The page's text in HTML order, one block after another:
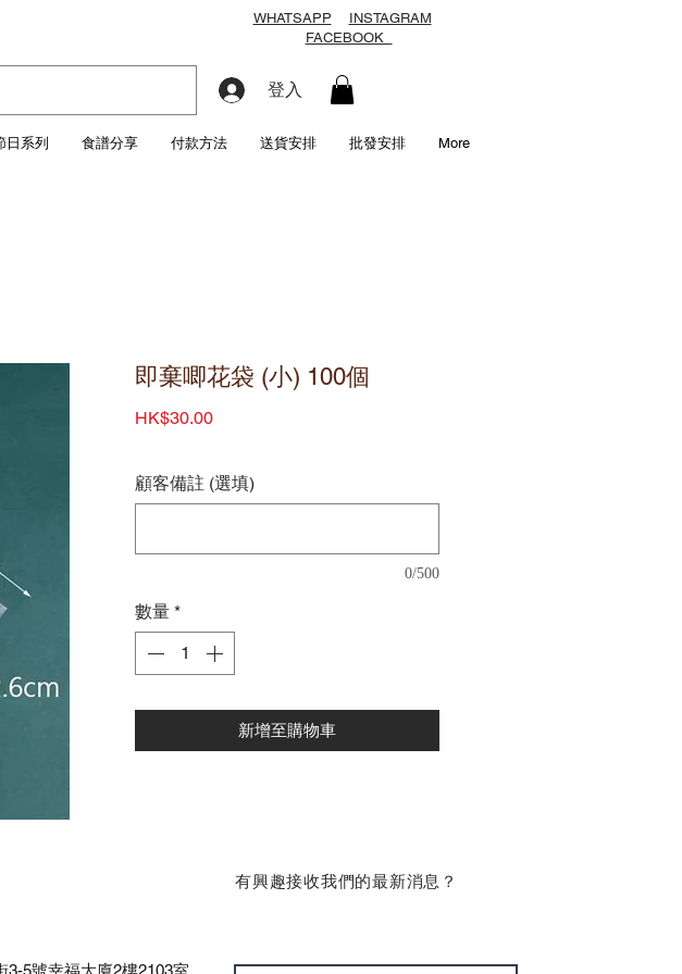
WHATSAPP
INSTAGRAM
FACEBOOK
登入
日系列 食譜分享 付款方法 送貨安排 批發安排 More
即棄唧花袋 (小) 100個
HK$30.00價
顧客備註 (選填)
0/500
數量 *
新增至購物車
​有興趣接收我們的最新消息？